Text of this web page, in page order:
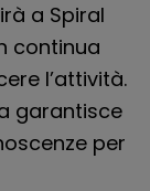
a Spiral
continua
l’attività.
garantisce
per